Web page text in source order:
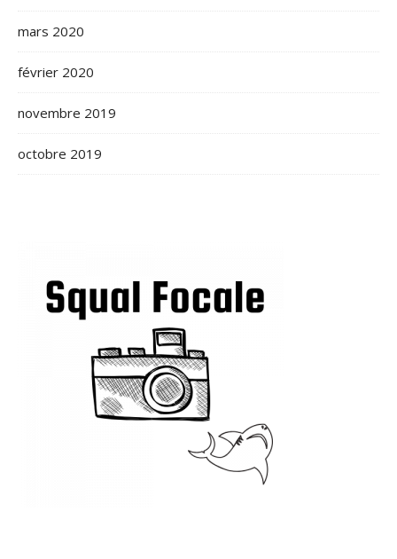
mars 2020
février 2020
novembre 2019
octobre 2019